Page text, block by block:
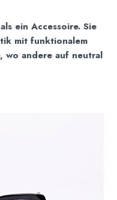
ein Accessoire. Sie
mit funktionalem
wo andere auf neutral